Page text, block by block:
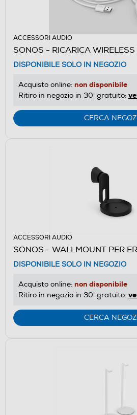
ACCESSORI AUDIO
SONOS - RICARICA
DISPONIBILE SOLO IN NEGOZIO
Acquisto online: non disponibile
Ritiro in negozio in 30' gratuito:
CERCA
ACCESSORI AUDIO
SONOS - WALLMOUNT PER
DISPONIBILE SOLO IN NEGOZIO
Acquisto online: non disponibile
Ritiro in negozio in 30' gratuito:
CERCA